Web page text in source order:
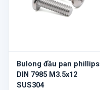
Bulong đầu pan phillips
DIN 7985 M3.5x12
SUS304